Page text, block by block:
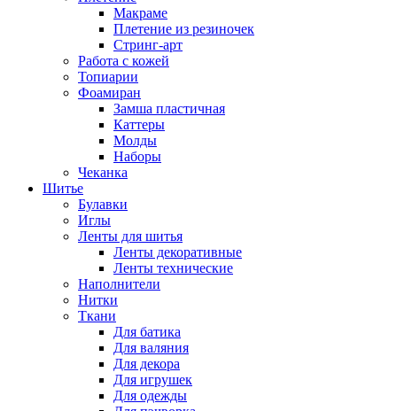
Макраме
Плетение из резиночек
Стринг-арт
Работа с кожей
Топиарии
Фоамиран
Замша пластичная
Каттеры
Молды
Наборы
Чеканка
Шитье
Булавки
Иглы
Ленты для шитья
Ленты декоративные
Ленты технические
Наполнители
Нитки
Ткани
Для батика
Для валяния
Для декора
Для игрушек
Для одежды